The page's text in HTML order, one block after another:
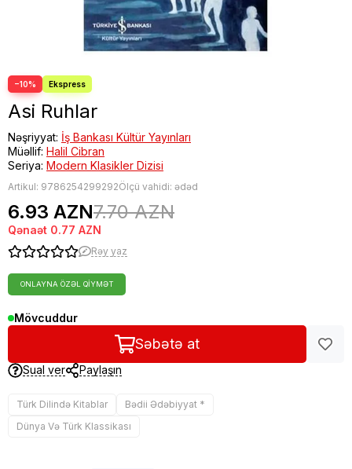
−10%
Asi Ruhlar
Nəşriyyat: İş Bankası Kültür Yayınları
Müəllif: Halil Cibran
Seriya: Modern Klasikler Dizisi
Artikul: 9786254299292Ölçü vahidi: ədəd
6.93 AZN7.70 AZN
Qənaət 0.77 AZN
Rəy yaz
ONLAYNA ÖZƏL QIYMƏT
Mövcuddur
Səbətə at
Sual ver Paylaşın
Türk Dilində Kitablar
Bədii Ədəbiyyat *
Dünya Və Türk Klassikası